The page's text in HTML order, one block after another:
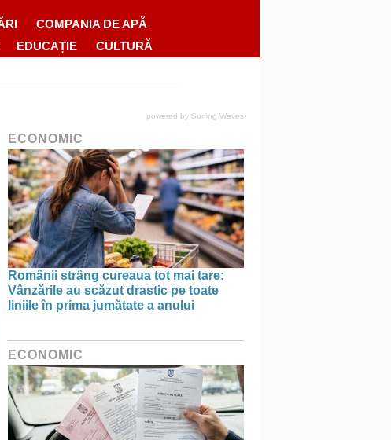
COMPANIA DE APĂ
EDUCAȚIE CULTURĂ
powered by Surfing Waves
ECONOMIC
Românii strâng cureaua tot mai tare:
Vânzările au scăzut drastic pe toate
liniile în prima jumătate a anului
ECONOMIC